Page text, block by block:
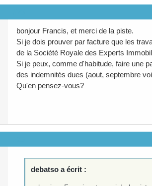
bonjour Francis, et merci de la piste.
Si je dois prouver par facture que les
de la Société Royale des Experts
Si je peux, comme d'habitude, faire une
des indemnités dues (aout, septembre
Qu'en pensez-vous?
debatso a écrit :